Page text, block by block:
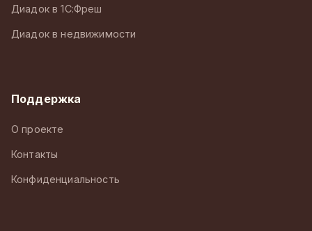
Диадок в 1С:Фреш
Диадок в недвижимости
Поддержка
О проекте
Контакты
Конфиденциальность